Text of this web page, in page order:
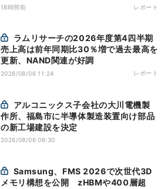
18時間前 レポート
売上高は前年同期比30％増で過去最高を
更新、NAND関連が好調
2026/08/06 11:24 レポート
作所、福島市に半導体製造装置向け部品
の新工場建設を決定
2026/08/06 06:30
メモリ構想を公開 zHBMや400層超